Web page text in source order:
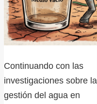
Continuando con las
investigaciones sobre la
gestión del agua en